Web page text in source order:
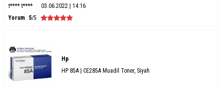
t**** t****
03.06.2022 | 14:16
Yorum 5/5
Hp
HP 85A | CE285A Muadil Toner, Siyah